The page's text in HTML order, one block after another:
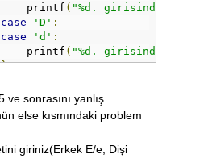
printf
( "%d. girisinde
case
'D' :
case
'd' :
printf
( "%d. girisinde
}
0;
ve sonrasını yanlış
else kısmındaki problem
giriniz(Erkek E/e, Dişi